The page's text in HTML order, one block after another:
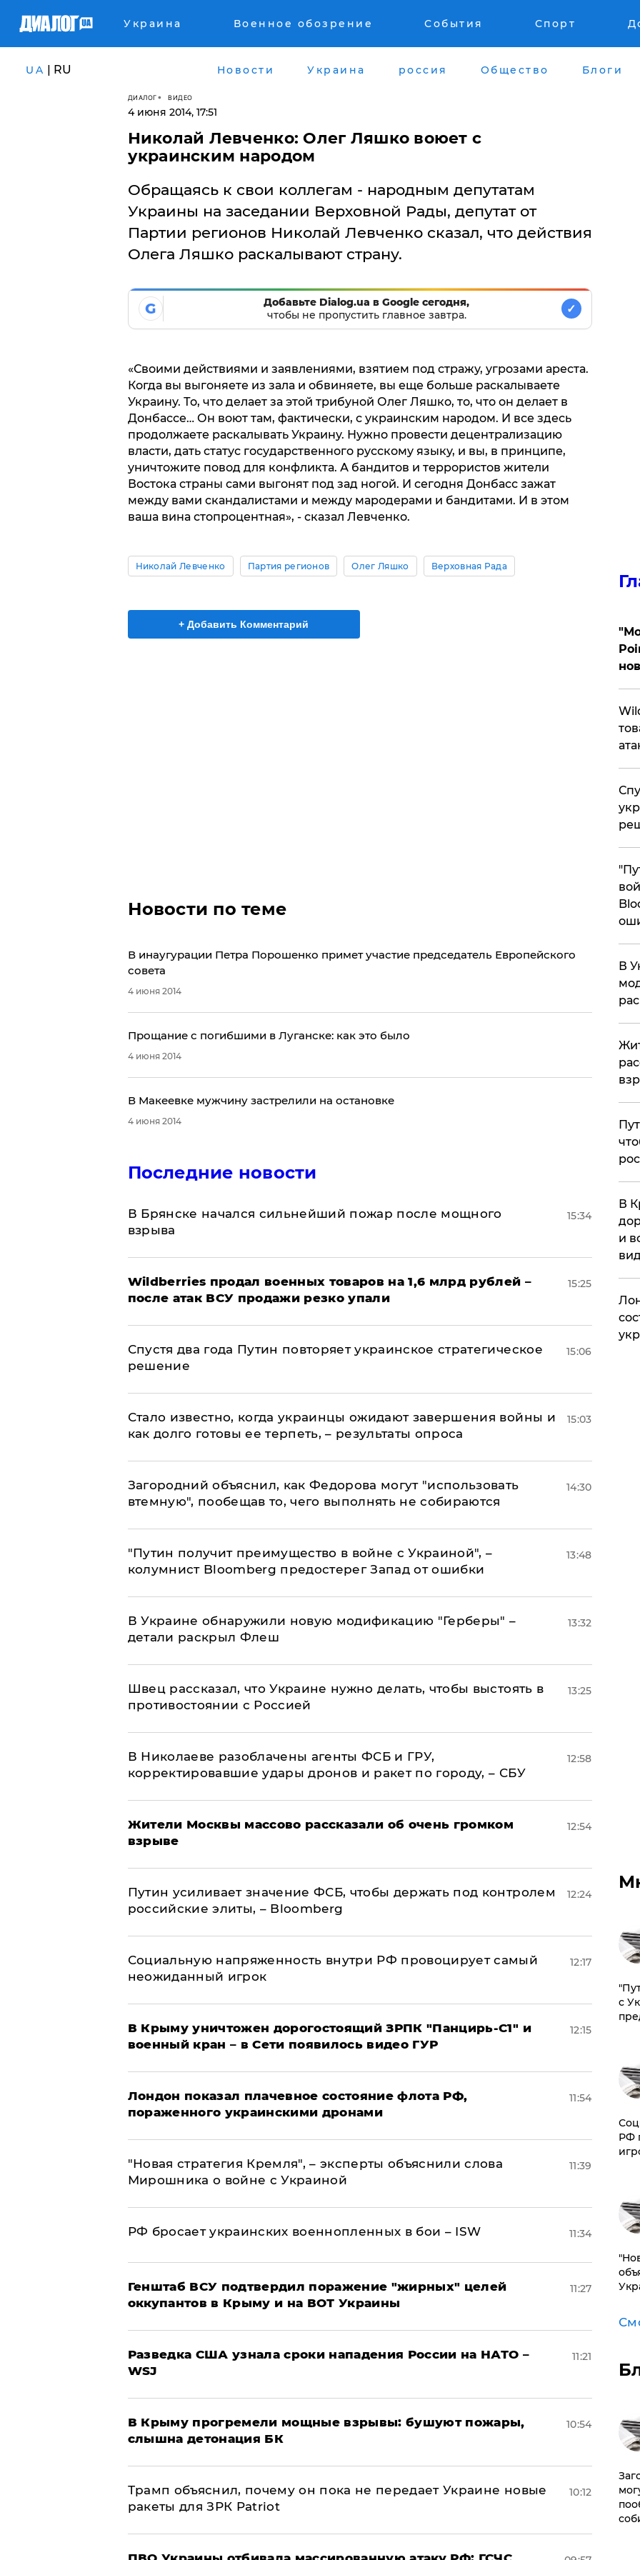
Украина Военное обозрение События Спорт
UA | RU Новости Украина россия Общество Блоги
ДИАЛОГ ВИДЕО
4 июня 2014, 17:51
Николай Левченко: Олег Ляшко воюет с
украинским народом
Обращаясь к свои коллегам - народным депутатам
Украины на заседании Верховной Рады, депутат от
Партии регионов Николай Левченко сказал, что действия
Олега Ляшко раскалывают страну.
G
Добавьте Dialog.ua в Google сегодня,
чтобы не пропустить главное завтра.
✓
«Своими действиями и заявлениями, взятием под стражу, угрозами ареста.
Когда вы выгоняете из зала и обвиняете, вы еще больше раскалываете
Украину. То, что делает за этой трибуной Олег Ляшко, то, что он делает в
Донбассе… Он воют там, фактически, с украинским народом. И все здесь
продолжаете раскалывать Украину. Нужно провести децентрализацию
власти, дать статус государственного русскому языку, и вы, в принципе,
уничтожите повод для конфликта. А бандитов и террористов жители
Востока страны сами выгонят под зад ногой. И сегодня Донбасс зажат
между вами скандалистами и между мародерами и бандитами. И в этом
ваша вина стопроцентная», - сказал Левченко.
Николай Левченко Партия регионов Олег Ляшко Верховная Рада
+ Добавить Комментарий
Новости по теме
В инаугурации Петра Порошенко примет участие председатель Европейского
совета
4 июня 2014
Прощание с погибшими в Луганске: как это было
4 июня 2014
​В Макеевке мужчину застрелили на остановке
4 июня 2014
Последние новости
В Брянске начался сильнейший пожар после мощного
взрыва
15:34
​Wildberries продал военных товаров на 1,6 млрд рублей –
после атак ВСУ продажи резко упали
15:25
Спустя два года Путин повторяет украинское стратегическое
решение
15:06
Стало известно, когда украинцы ожидают завершения войны и
как долго готовы ее терпеть, – результаты опроса
15:03
Загородний объяснил, как Федорова могут "использовать
втемную", пообещав то, чего выполнять не собираются
14:30
"Путин получит преимущество в войне с Украиной", –
колумнист Bloomberg предостерег Запад от ошибки
13:48
В Украине обнаружили новую модификацию "Герберы" –
детали раскрыл Флеш
13:32
Швец рассказал, что Украине нужно делать, чтобы выстоять в
противостоянии с Россией
13:25
В Николаеве разоблачены агенты ФСБ и ГРУ,
корректировавшие удары дронов и ракет по городу, – СБУ
12:58
Жители Москвы массово рассказали об очень громком
взрыве
12:54
Путин усиливает значение ФСБ, чтобы держать под контролем
российские элиты, – Bloomberg
12:24
Социальную напряженность внутри РФ провоцирует самый
неожиданный игрок
12:17
В Крыму уничтожен дорогостоящий ЗРПК "Панцирь-С1" и
военный кран – в Сети появилось видео ГУР
12:15
Лондон показал плачевное состояние флота РФ,
пораженного украинскими дронами
11:54
"Новая стратегия Кремля", – эксперты объяснили слова
Мирошника о войне с Украиной
11:39
РФ бросает украинских военнопленных в бои – ISW 11:34
Генштаб ВСУ подтвердил поражение "жирных" целей
оккупантов в Крыму и на ВОТ Украины
11:27
Разведка США узнала сроки нападения России на НАТО –
WSJ
11:21
В Крыму прогремели мощные взрывы: бушуют пожары,
слышна детонация БК
10:54
Трамп объяснил, почему он пока не передает Украине новые
ракеты для ЗРК Patriot
10:12
В
В
и
с
РФ